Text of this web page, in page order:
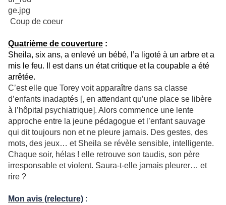
Coup de coeur
Quatrième de couverture :
Sheila, six ans, a enlevé un bébé, l’a ligoté à un arbre et a
mis le feu. Il est dans un état critique et la coupable a été
arrêtée.
C’est elle que Torey voit apparaître dans sa classe
d’enfants inadaptés [, en attendant qu’une place se libère
à l’hôpital psychiatrique]. Alors commence une lente
approche entre la jeune pédagogue et l’enfant sauvage
qui dit toujours non et ne pleure jamais. Des gestes, des
mots, des jeux… et Sheila se révèle sensible, intelligente.
Chaque soir, hélas ! elle retrouve son taudis, son père
irresponsable et violent. Saura-t-elle jamais pleurer… et
rire ?
Mon avis (relecture) :